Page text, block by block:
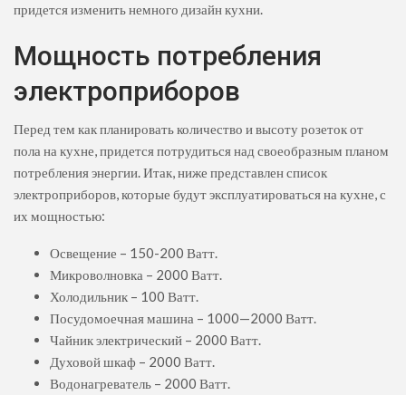
придется изменить немного дизайн кухни.
Мощность потребления
электроприборов
Перед тем как планировать количество и высоту розеток от
пола на кухне, придется потрудиться над своеобразным планом
потребления энергии. Итак, ниже представлен список
электроприборов, которые будут эксплуатироваться на кухне, с
их мощностью:
Освещение – 150-200 Ватт.
Микроволновка – 2000 Ватт.
Холодильник – 100 Ватт.
Посудомоечная машина – 1000—2000 Ватт.
Чайник электрический – 2000 Ватт.
Духовой шкаф – 2000 Ватт.
Водонагреватель – 2000 Ватт.